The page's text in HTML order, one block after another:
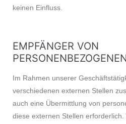
keinen Einfluss.
EMPFÄNGER VON
Im Rahmen unserer
verschiedenen externen Stellen
auch eine Übermittlung von
diese externen Stellen erforderlich.